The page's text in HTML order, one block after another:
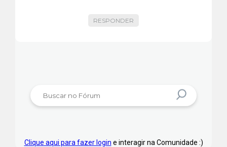
RESPONDER
Clique aqui para fazer login e interagir na Comunidade :)